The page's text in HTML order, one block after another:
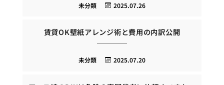
2025.07.26
未分類
賃貸OK壁紙アレンジ術と費用の内訳公開
2025.07.20
未分類